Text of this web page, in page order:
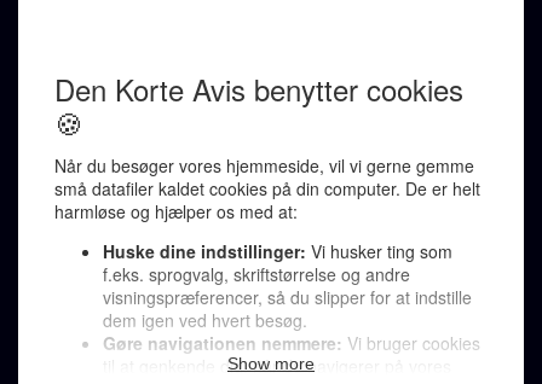
Karen Jespersen
Redaktionen kontaktes via mail til
redaktion@denkorteavis.dk
Telefonsvarer 20 30 10 96
Von Ostensgade 22, 2791 Dragør
LINKS
Tidligere aviser >
Støt Den Korte Avis >